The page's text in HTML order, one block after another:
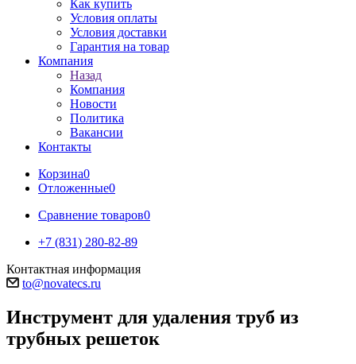
Как купить
Условия оплаты
Условия доставки
Гарантия на товар
Компания
Назад
Компания
Новости
Политика
Вакансии
Контакты
Корзина0
Отложенные0
Сравнение товаров0
+7 (831) 280-82-89
Контактная информация
to@novatecs.ru
Инструмент для удаления труб из
трубных решеток